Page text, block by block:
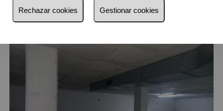
más reciente
Rechazar cookies Gestionar cookies